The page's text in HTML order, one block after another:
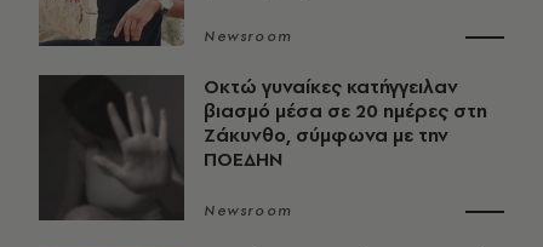
Newsroom
Οκτώ γυναίκες κατήγγειλαν
βιασμό μέσα σε 20 ημέρες στη
Ζάκυνθο, σύμφωνα με την
ΠΟΕΔΗΝ
Newsroom